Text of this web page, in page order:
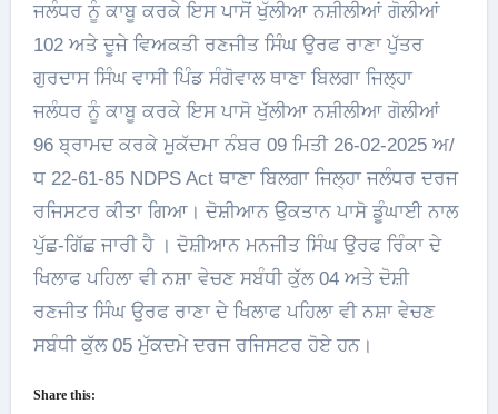
ਜਲੰਧਰ ਨੂੰ ਕਾਬੂ ਕਰਕੇ ਇਸ ਪਾਸੋਂ ਖੁੱਲੀਆ ਨਸ਼ੀਲੀਆਂ ਗੋਲੀਆਂ
102 ਅਤੇ ਦੂਜੇ ਵਿਅਕਤੀ ਰਣਜੀਤ ਸਿੰਘ ਉਰਫ ਰਾਣਾ ਪੁੱਤਰ
ਗੁਰਦਾਸ ਸਿੰਘ ਵਾਸੀ ਪਿੰਡ ਸੰਗੋਵਾਲ ਥਾਣਾ ਬਿਲਗਾ ਜਿਲ੍ਹਾ
ਜਲੰਧਰ ਨੂੰ ਕਾਬੂ ਕਰਕੇ ਇਸ ਪਾਸੋ ਖੁੱਲੀਆ ਨਸ਼ੀਲੀਆ ਗੋਲੀਆਂ
96 ਬ੍ਰਾਮਦ ਕਰਕੇ ਮੁਕੱਦਮਾ ਨੰਬਰ 09 ਮਿਤੀ 26-02-2025 ਅ/
ਧ 22-61-85 NDPS Act ਥਾਣਾ ਬਿਲਗਾ ਜਿਲ੍ਹਾ ਜਲੰਧਰ ਦਰਜ
ਰਜਿਸਟਰ ਕੀਤਾ ਗਿਆ। ਦੋਸ਼ੀਆਨ ਉਕਤਾਨ ਪਾਸੋ ਡੂੰਘਾਈ ਨਾਲ
ਪੁੱਛ-ਗਿੱਛ ਜਾਰੀ ਹੈ । ਦੋਸ਼ੀਆਨ ਮਨਜੀਤ ਸਿੰਘ ਉਰਫ ਰਿੰਕਾ ਦੇ
ਖਿਲਾਫ ਪਹਿਲਾ ਵੀ ਨਸ਼ਾ ਵੇਚਣ ਸਬੰਧੀ ਕੁੱਲ 04 ਅਤੇ ਦੋਸ਼ੀ
ਰਣਜੀਤ ਸਿੰਘ ਉਰਫ ਰਾਣਾ ਦੇ ਖਿਲਾਫ ਪਹਿਲਾ ਵੀ ਨਸ਼ਾ ਵੇਚਣ
ਸਬੰਧੀ ਕੁੱਲ 05 ਮੁੱਕਦਮੇ ਦਰਜ ਰਜਿਸਟਰ ਹੋਏ ਹਨ।
Share this: